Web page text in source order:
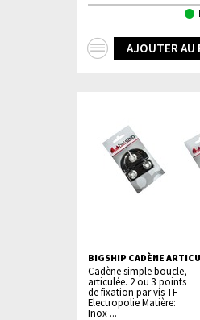
AJOUTER AU
BIGSHIP CADÈNE
Cadène simple boucle,
articulée. 2 ou 3 points
de fixation par vis TF
Electropolie Matière:
Inox ...